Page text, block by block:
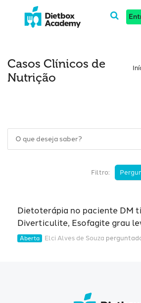
Casos Clínicos de
Nutrição
Filtro:
Dietoterápia no paciente DM
Diverticulite, Esofagite grau
Aberta Elci Alves de Souza